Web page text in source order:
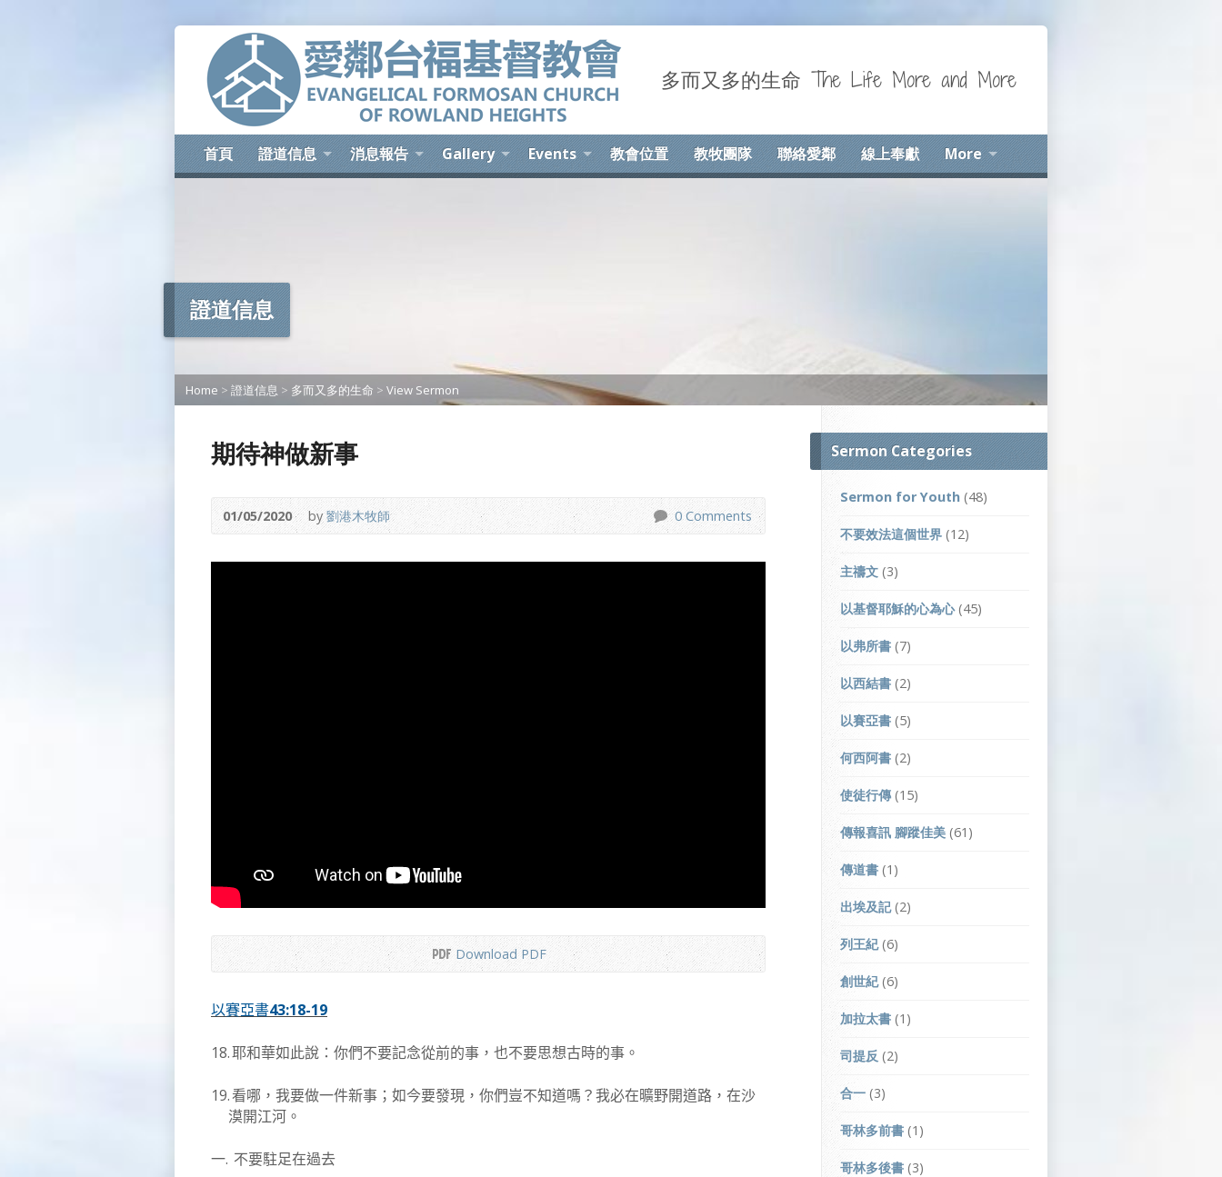
多而又多的生命 The Life More and More
首頁 證道信息 消息報告 Gallery Events 教會位置 教牧團隊 聯絡愛鄰 線上奉獻 More
證道信息
Home > 證道信息 > 多而又多的生命 > View Sermon
期待神做新事
01/05/2020 by劉港木牧師 0 Comments
Download PDF
以賽亞書43:18-19
18.耶和華如此說：你們不要記念從前的事，也不要思想古時的事。
19.看哪，我要做一件新事；如今要發現，你們豈不知道嗎？我必在曠野開道路，在沙
漠開江河。
一. 不要駐足在過去
Sermon Categories
Sermon for Youth (48)
不要效法這個世界 (12)
主禱文 (3)
以基督耶穌的心為心(45)
以弗所書 (7)
以西結書 (2)
以賽亞書 (5)
何西阿書 (2)
使徒行傳 (15)
傳報喜訊 腳蹤佳美 (61)
傳道書 (1)
出埃及記(2)
列王紀(6)
創世紀(6)
加拉太書 (1)
司提反 (2)
合一 (3)
哥林多前書 (1)
哥林多後書 (3)